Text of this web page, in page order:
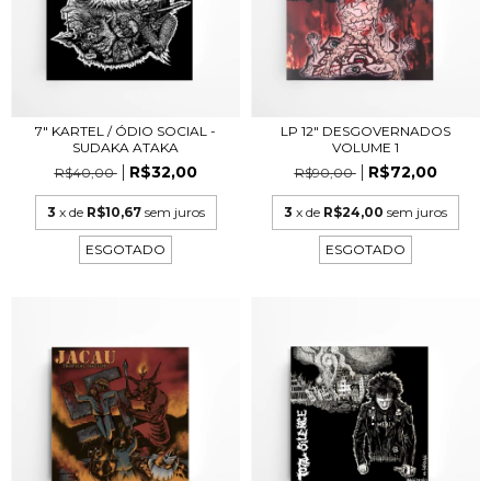
7" KARTEL / ÓDIO SOCIAL -
SUDAKA ATAKA
R$40,00
R$32,00
3 x de R$10,67 sem juros
ESGOTADO
LP 12" DESGOVERNADOS
VOLUME 1
R$90,00
R$72,00
3 x de R$24,00 sem juros
ESGOTADO